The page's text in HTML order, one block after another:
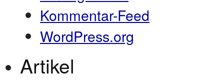
Kommentar-Feed
WordPress.org
Artikel